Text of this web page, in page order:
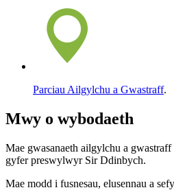
Parciau Ailgylchu a Gwastraff.
Mwy o wybodaeth
Mae gwasanaeth ailgylchu a
gyfer preswylwyr Sir Ddinbych.
Mae modd i fusnesau, elusennau a